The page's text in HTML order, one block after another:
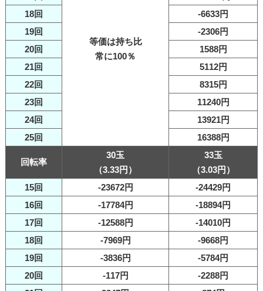
等価は持ち比
常に100％
18回
-6633円
19回
-2306円
20回
1588円
21回
5112円
22回
8315円
23回
11240円
24回
13921円
25回
16388円
回転率
30玉
（3.33円）
33玉
（3.03円）
15回
-23672円
-24429円
16回
-17784円
-18894円
17回
-12588円
-14010円
18回
-7969円
-9668円
19回
-3836円
-5784円
20回
-117円
-2288円